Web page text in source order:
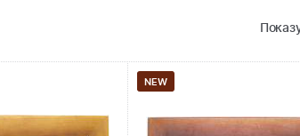
NEW